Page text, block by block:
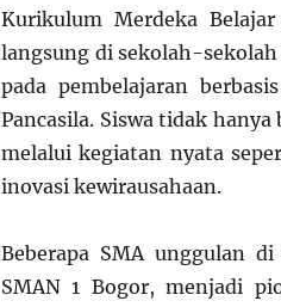
Kurikulum Merdeka
langsung di sekolah-
pada pembelajaran
Pancasila. Siswa tidak
melalui kegiatan nyata
inovasi kewirausahaan.
Beberapa SMA unggulan
SMAN 1 Bogor, menjadi